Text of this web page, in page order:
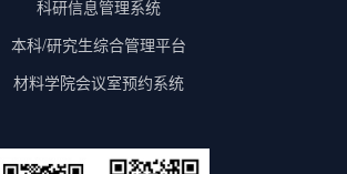
科研信息管理系统
本科/研究生综合管理平台
材料学院会议室预约系统